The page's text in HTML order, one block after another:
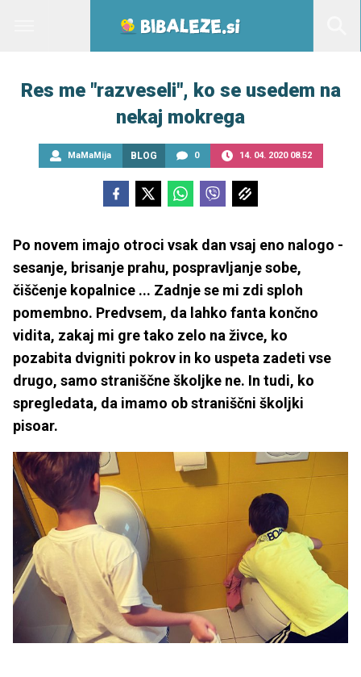
Res me "razveseli", ko se usedem na
nekaj mokrega
MaMaMija BLOG 0 14. 04. 2020 08.52
Po novem imajo otroci vsak dan vsaj eno nalogo -
sesanje, brisanje prahu, pospravljanje sobe,
čiščenje kopalnice ... Zadnje se mi zdi sploh
pomembno. Predvsem, da lahko fanta končno
vidita, zakaj mi gre tako zelo na živce, ko
pozabita dvigniti pokrov in ko uspeta zadeti vse
drugo, samo straniščne školjke ne. In tudi, ko
spregledata, da imamo ob straniščni školjki
pisoar.